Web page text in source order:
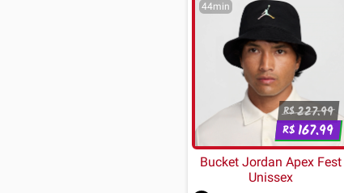
44min
R$227.99
R$167.99
Bucket Jordan Apex Fest
Unissex